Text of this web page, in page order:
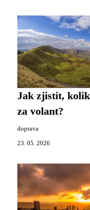
Jak zjistit,
za volant?
doprava
23. 05. 2026